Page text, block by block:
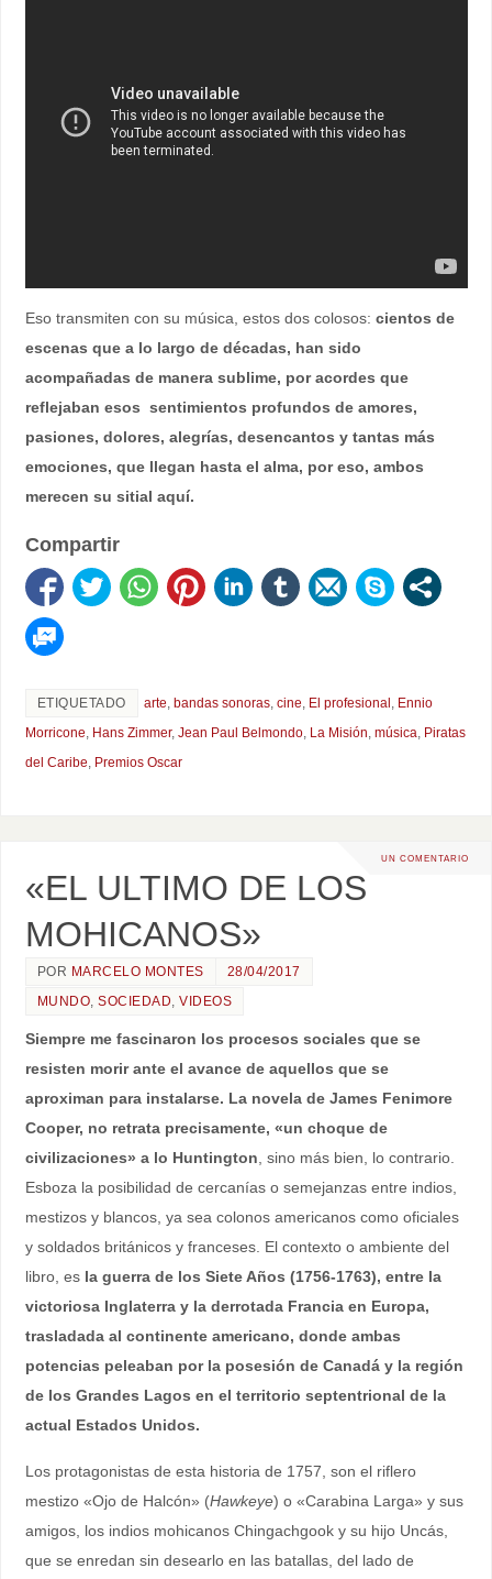
Eso transmiten con su música, estos dos colosos: cientos de
escenas que a lo largo de décadas, han sido
acompañadas de manera sublime, por acordes que
reflejaban esos sentimientos profundos de amores,
pasiones, dolores, alegrías, desencantos y tantas más
emociones, que llegan hasta el alma, por eso, ambos
merecen su sitial aquí.
Compartir
ETIQUETADO arte, bandas sonoras, cine, El profesional , Ennio
Morricone, Hans Zimmer, Jean Paul Belmondo, La Misión, música, Piratas
del Caribe, Premios Oscar
UN COMENTARIO
«EL ULTIMO DE LOS
MOHICANOS»
POR MARCELO MONTES
28/04/2017
MUNDO,SOCIEDAD,VIDEOS
Siempre me fascinaron los procesos sociales que se
resisten morir ante el avance de aquellos que se
aproximan para instalarse. La novela de James Fenimore
Cooper, no retrata precisamente, «un choque de
civilizaciones» a lo Huntington, sino más bien, lo contrario.
Esboza la posibilidad de cercanías o semejanzas entre indios,
mestizos y blancos, ya sea colonos americanos como oficiales
y soldados británicos y franceses. El contexto o ambiente del
libro, esla guerra de los Siete Años (1756-1763), entre la
victoriosa Inglaterra y la derrotada Francia en Europa,
trasladada al continente americano, donde ambas
potencias peleaban por la posesión de Canadá y la región
de los Grandes Lagos en el territorio septentrional de la
actual Estados Unidos.
Los protagonistas de esta historia de 1757, son el riflero
mestizo «Ojo de Halcón» (Hawkeye) o «Carabina Larga» y sus
amigos, los indios mohicanos Chingachgook y su hijo Uncás,
que se enredan sin desearlo en las batallas, del lado de